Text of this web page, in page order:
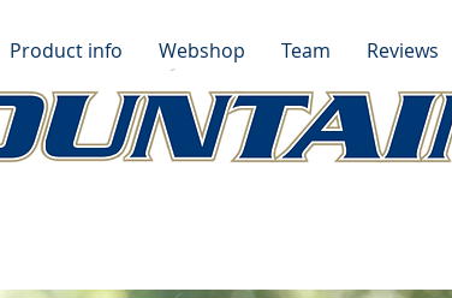
Product info Webshop Team Reviews